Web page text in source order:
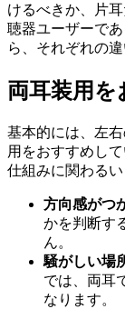
けるべきか、片
聴器ユーザーで
ら、それぞれの
両耳装用
基本的には、左
用をおすすめし
仕組みに関わる
方向感がつ
かを判断す
ん。
騒がしい場
では、両耳
なります。